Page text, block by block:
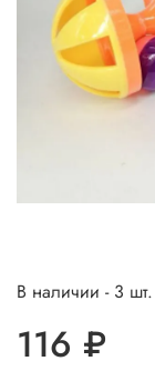
В наличии - 3 шт.
116 ₽